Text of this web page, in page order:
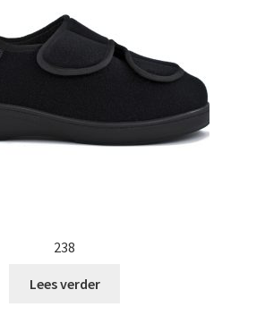
238
Lees verder